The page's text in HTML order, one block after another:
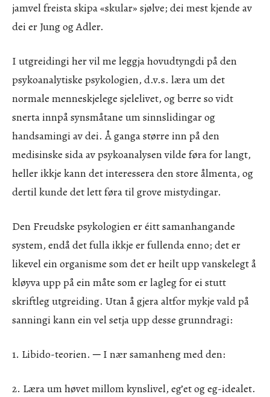
jamvel freista skipa «skular» sjølve; dei mest kjende av
dei er Jung og Adler.
I utgreidingi her vil me leggja hovudtyngdi på den
psykoanalytiske psykologien, d.v.s. læra um det
normale menneskjelege sjelelivet, og berre so vidt
snerta innpå synsmåtane um sinnslidingar og
handsamingi av dei. Å ganga større inn på den
medisinske sida av psykoanalysen vilde føra for langt,
heller ikkje kann det interessera den store ålmenta, og
dertil kunde det lett føra til grove mistydingar.
Den Freudske psykologien er éitt samanhangande
system, endå det fulla ikkje er fullenda enno; det er
likevel ein organisme som det er heilt upp vanskelegt å
kløyva upp på ein måte som er lagleg for ei stutt
skriftleg utgreiding. Utan å gjera altfor mykje vald på
sanningi kann ein vel setja upp desse grunndragi:
1. Libido-teorien. ─ I nær samanheng med den:
2. Læra um høvet millom kynslivel, eg’et og eg-idealet.